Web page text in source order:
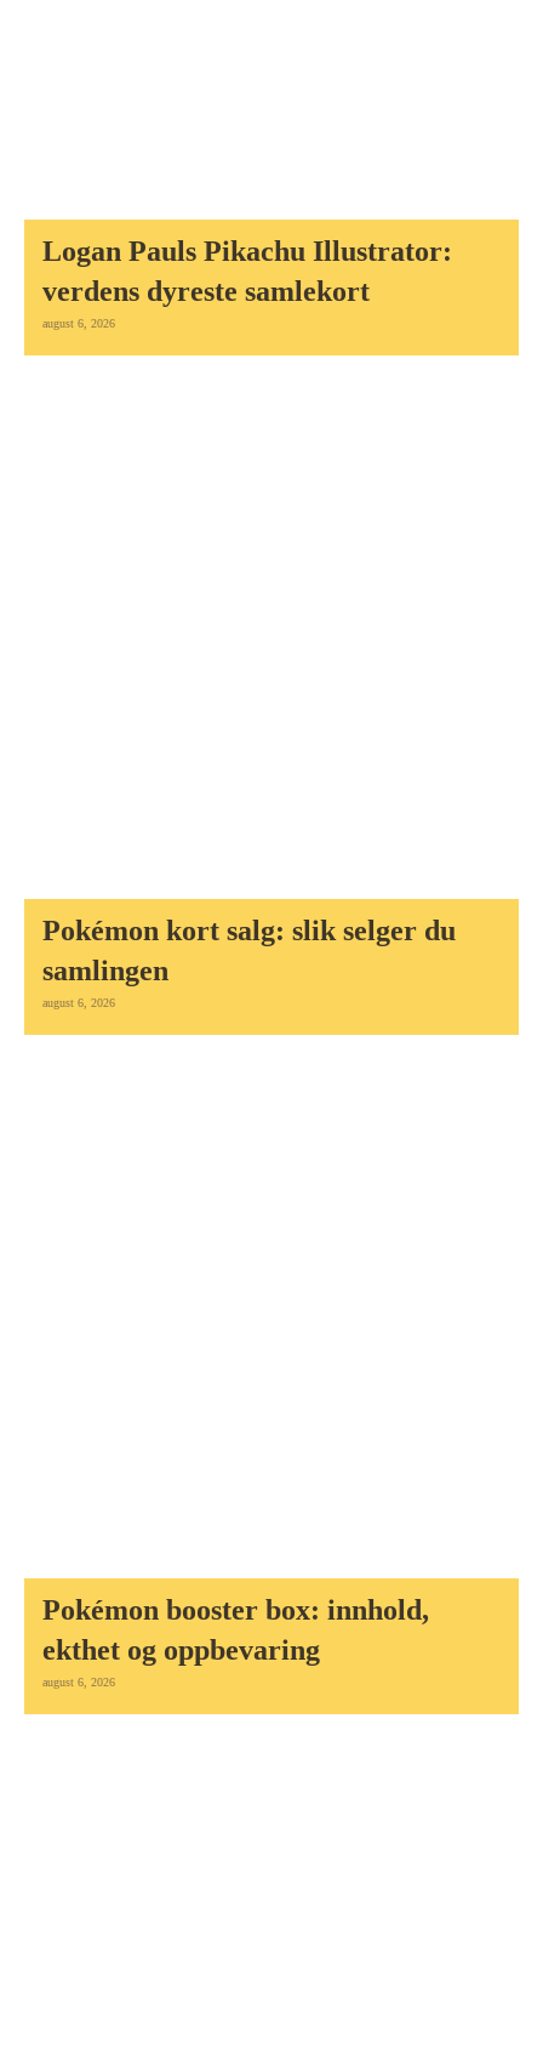
Logan Pauls Pikachu Illustrator:
verdens dyreste samlekort
august 6, 2026
Pokémon kort salg: slik selger du
samlingen
august 6, 2026
Pokémon booster box: innhold,
ekthet og oppbevaring
august 6, 2026